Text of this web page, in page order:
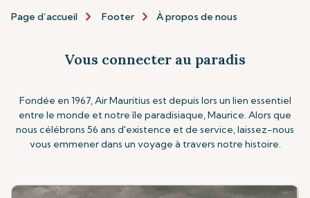
Page d’accueil Footer À propos de nous
Vous connecter au paradis
Fondée en 1967, Air Mauritius est depuis lors un lien essentiel
entre le monde et notre île paradisiaque, Maurice. Alors que
nous célébrons 56 ans d'existence et de service, laissez-nous
vous emmener dans un voyage à travers notre histoire.